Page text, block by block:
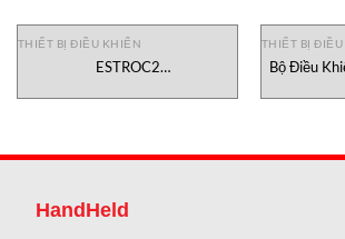
THIẾT BỊ ĐIỀU KHIỂN
ESTROC2
EsaPyronics
THIẾT BỊ
Bộ Điều
HandHeld